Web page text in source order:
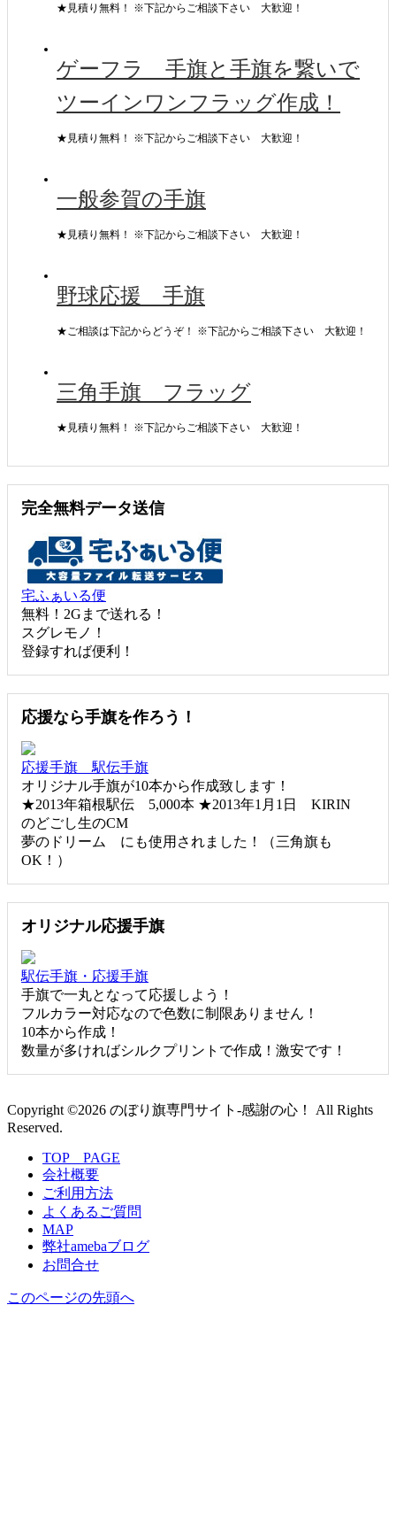
★見積り無料！ ※下記からご相談下さい 大歓迎！
ゲーフラ 手旗と手旗を繋いで
ツーインワンフラッグ作成！
★見積り無料！ ※下記からご相談下さい 大歓迎！
一般参賀の手旗
★見積り無料！ ※下記からご相談下さい 大歓迎！
野球応援 手旗
★ご相談は下記からどうぞ！ ※下記からご相談下さい 大歓迎！
三角手旗 フラッグ
★見積り無料！ ※下記からご相談下さい 大歓迎！
完全無料データ送信
宅ふぁいる便
無料！2Gまで送れる！
スグレモノ！
登録すれば便利！
応援なら手旗を作ろう！
応援手旗 駅伝手旗
オリジナル手旗が10本から作成致します！
★2013年箱根駅伝 5,000本 ★2013年1月1日 KIRIN
のどごし生のCM
夢のドリーム にも使用されました！（三角旗も
OK！）
オリジナル応援手旗
駅伝手旗・応援手旗
手旗で一丸となって応援しよう！
フルカラー対応なので色数に制限ありません！
10本から作成！
数量が多ければシルクプリントで作成！激安です！
Copyright ©2026 のぼり旗専門サイト-感謝の心！ All Rights
Reserved.
TOP PAGE
会社概要
ご利用方法
よくあるご質問
MAP
弊社amebaブログ
お問合せ
このページの先頭へ